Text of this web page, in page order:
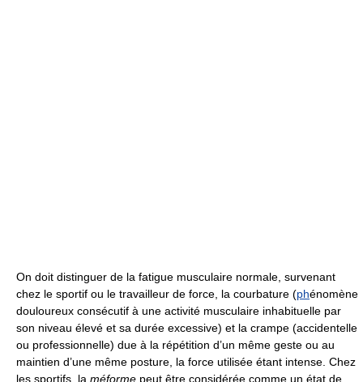
On doit distinguer de la fatigue musculaire normale, survenant
chez le sportif ou le travailleur de force, la courbature (phénomène
douloureux consécutif à une activité musculaire inhabituelle par
son niveau élevé et sa durée excessive) et la crampe (accidentelle
ou professionnelle) due à la répétition d’un même geste ou au
maintien d’une même posture, la force utilisée étant intense. Chez
les sportifs, la méforme peut être considérée comme un état de